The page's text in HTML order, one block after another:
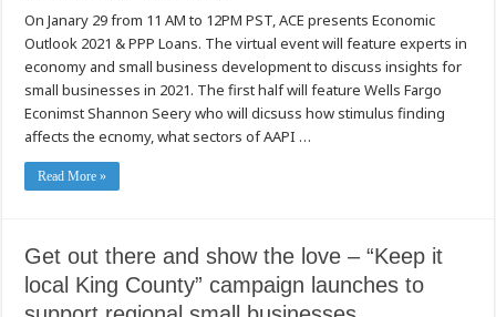
Outlook
2021:
Economic
&
Opportunities
for
AAPI
Businesses
On Janary 29 from 11 AM to 12PM PST, ACE presents Economic
Outlook 2021 & PPP Loans. The virtual event will feature experts in
economy and small business development to discuss insights for
small businesses in 2021. The first half will feature Wells Fargo
Econimst Shannon Seery who will dicsuss how stimulus finding
affects the ecnomy, what sectors of AAPI …
Read More »
Get out there and show the love – “Keep it
local King County” campaign launches to